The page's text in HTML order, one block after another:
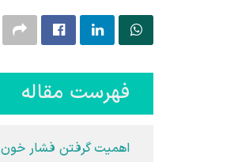
فهرست مقاله
اهمیت گرفتن فشار خون